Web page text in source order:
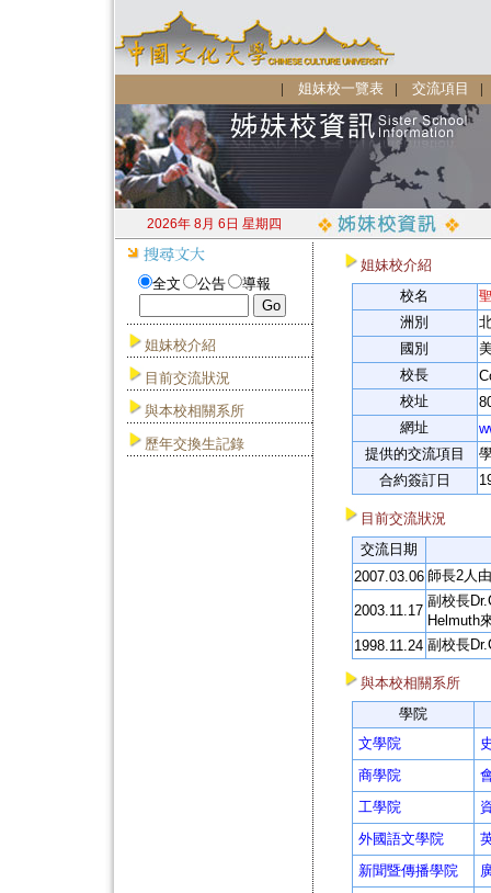
| 姐妹校一覽表 | 交流項目
2026年 8月 6日 星期四
全文 公告 導報
姐妹校介紹
目前交流狀況
與本校相關系所
歷年交換生記錄
姐妹校介紹
校名
洲別
國別
校長
校址
網址
提供的交流項目
合約簽訂日
目前交流狀況
交流日期
2007.03.06 師長2人
2003.11.17
副校長
Helmuth
1998.11.24 副校長
與本校相關系所
學院
文學院
商學院
工學院
外國語文學院
新聞暨傳播學院